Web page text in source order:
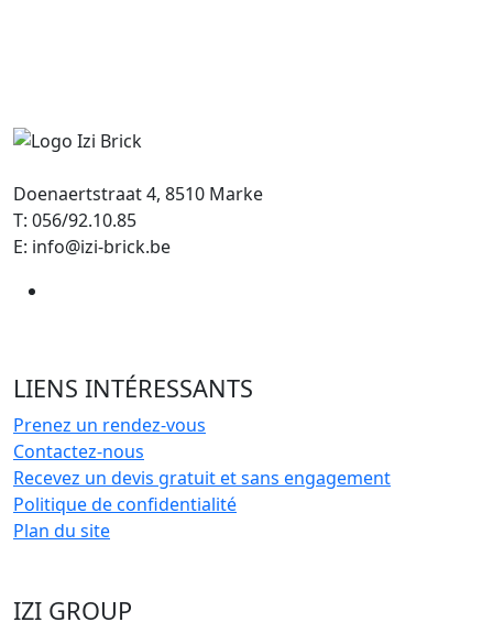
Doenaertstraat 4, 8510 Marke
T: 056/92.10.85
E: info@izi-brick.be
LIENS INTÉRESSANTS
Prenez un rendez-vous
Contactez-nous
Recevez un devis gratuit et sans engagement
Politique de confidentialité
Plan du site
IZI GROUP